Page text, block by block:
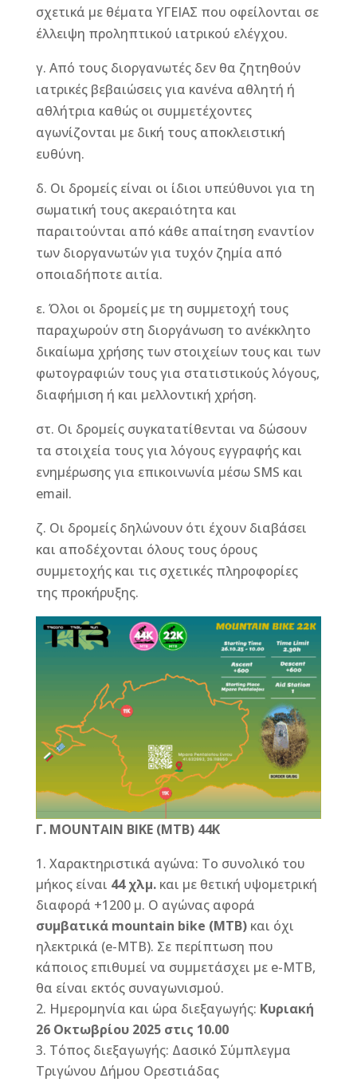
σχετικά με θέματα ΥΓΕΙΑΣ που οφείλονται σε
έλλειψη προληπτικού ιατρικού ελέγχου.
γ. Από τους διοργανωτές δεν θα ζητηθούν
ιατρικές βεβαιώσεις για κανένα αθλητή ή
αθλήτρια καθώς οι συμμετέχοντες
αγωνίζονται με δική τους αποκλειστική
ευθύνη.
δ. Οι δρομείς είναι οι ίδιοι υπεύθυνοι για τη
σωματική τους ακεραιότητα και
παραιτούνται από κάθε απαίτηση εναντίον
των διοργανωτών για τυχόν ζημία από
οποιαδήποτε αιτία.
ε. Όλοι οι δρομείς με τη συμμετοχή τους
παραχωρούν στη διοργάνωση το ανέκκλητο
δικαίωμα χρήσης των στοιχείων τους και των
φωτογραφιών τους για στατιστικούς λόγους,
διαφήμιση ή και μελλοντική χρήση.
στ. Οι δρομείς συγκατατίθενται να δώσουν
τα στοιχεία τους για λόγους εγγραφής και
ενημέρωσης για επικοινωνία μέσω SMS και
email.
ζ. Οι δρομείς δηλώνουν ότι έχουν διαβάσει
και αποδέχονται όλους τους όρους
συμμετοχής και τις σχετικές πληροφορίες
της προκήρυξης.
Γ. MOUNTAIN BIKE (MTB) 44K
Χαρακτηριστικά αγώνα: Το συνολικό του
μήκος είναι 44 χλμ.και με θετική υψομετρική
διαφορά +1200 μ. Ο αγώνας αφορά
συμβατικά mountain bike (MTB)και όχι
ηλεκτρικά (e-MTB). Σε περίπτωση που
κάποιος επιθυμεί να συμμετάσχει με e-MTB,
θα είναι εκτός συναγωνισμού.
Ημερομηνία και ώρα διεξαγωγής: Κυριακή
26 Οκτωβρίου 2025 στις 10.00
Τόπος διεξαγωγής: Δασικό Σύμπλεγμα
Τριγώνου Δήμου Ορεστιάδας